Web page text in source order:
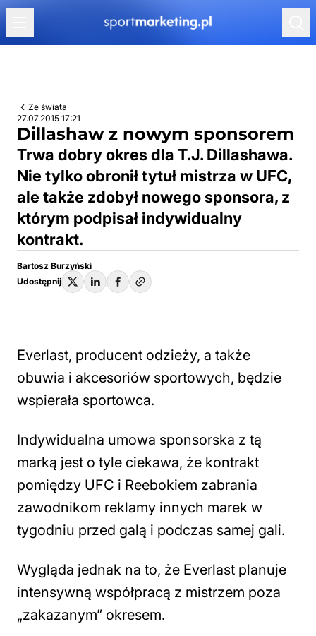
Przejdź do treści
Ze świata
27.07.2015 17:21
Dillashaw z nowym sponsorem
Trwa dobry okres dla T.J. Dillashawa.
Nie tylko obronił tytuł mistrza w UFC,
ale także zdobył nowego sponsora, z
którym podpisał indywidualny
kontrakt.
Bartosz Burzyński
Udostępnij
Everlast, producent odzieży, a także
obuwia i akcesoriów sportowych, będzie
wspierała sportowca.
Indywidualna umowa sponsorska z tą
marką jest o tyle ciekawa, że kontrakt
pomiędzy UFC i Reebokiem zabrania
zawodnikom reklamy innych marek w
tygodniu przed galą i podczas samej gali.
Wygląda jednak na to, że Everlast planuje
intensywną współpracą z mistrzem poza
„zakazanym” okresem.